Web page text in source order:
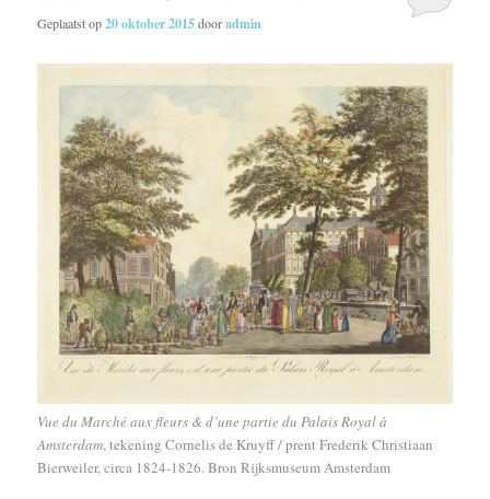
Geplaatst op20 oktober 2015dooradmin
Vue du Marché aux fleurs & d’une partie du Palais Royal à
Amsterdam, tekening Cornelis de Kruyff / prent Frederik Christiaan
Bierweiler, circa 1824-1826. Bron Rijksmuseum Amsterdam